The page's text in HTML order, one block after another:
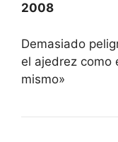
2008
Demasiado
el ajedrez como
mismo»